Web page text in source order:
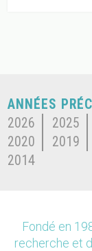
ANNÉES
2026
2025
2020
2019
2014
Fondé en
recherche et